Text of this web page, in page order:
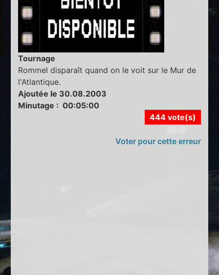
Tournage
Rommel disparaît quand on le voit sur le Mur de
l'Atlantique.
Ajoutée le 30.08.2003
Minutage : 00:05:00
444 vote(s)
Voter pour cette erreur